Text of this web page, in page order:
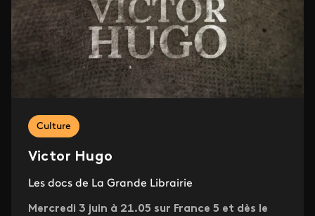
Culture
Victor Hugo
Les docs de La Grande Librairie
Mercredi 3 juin à 21.05 sur France 5 et dès le